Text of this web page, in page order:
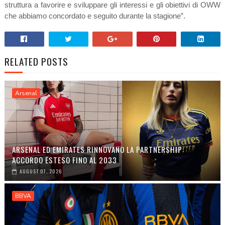
struttura a favorire e sviluppare gli interessi e gli obiettivi di OWW
che abbiamo concordato e seguito durante la stagione”.
RELATED POSTS
Arsenal
ARSENAL ED EMIRATES RINNOVANO LA PARTNERSHIP:
ACCORDO ESTESO FINO AL 2033
AUGUST 07, 2026
BBVA